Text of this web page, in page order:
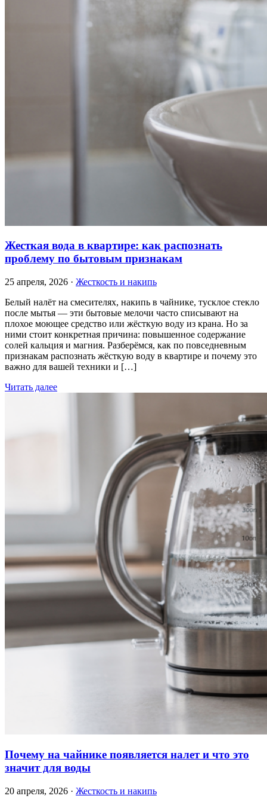
Жесткая вода в квартире: как распознать
проблему по бытовым признакам
25 апреля, 2026 · Жесткость и накипь
Белый налёт на смесителях, накипь в чайнике, тусклое стекло
после мытья — эти бытовые мелочи часто списывают на
плохое моющее средство или жёсткую воду из крана. Но за
ними стоит конкретная причина: повышенное содержание
солей кальция и магния. Разберёмся, как по повседневным
признакам распознать жёсткую воду в квартире и почему это
важно для вашей техники и […]
Читать далее
Почему на чайнике появляется налет и что это
значит для воды
20 апреля, 2026 · Жесткость и накипь